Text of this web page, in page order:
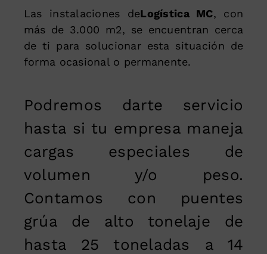
Las instalaciones deLogística MC, con
más de 3.000 m2, se encuentran cerca
de ti para solucionar esta situación de
forma ocasional o permanente.
Podremos darte servicio
hasta si tu empresa maneja
cargas especiales de
volumen y/o peso.
Contamos con puentes
grúa de alto tonelaje de
hasta 25 toneladas a 14